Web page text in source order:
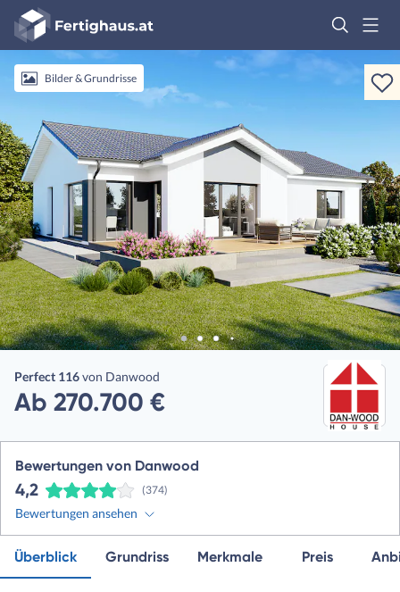
Fertighaus
Logo
AnmeldenBilder & Grundrisse
Perfect 116von Danwood
Ab 270.700 €
Bewertungen von Danwood
4,2 (374)
Bewertungen ansehen
Überblick Grundriss Merkmale Preis